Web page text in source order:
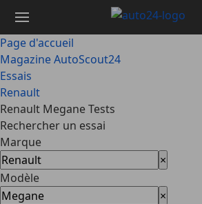
contenu
principal
Page d'accueil
Magazine AutoScout24
Essais
Renault
Renault Megane Tests
Rechercher un essai
Marque
×
Modèle
×